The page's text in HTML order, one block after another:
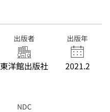
出版者
東洋館出版社
出版年
2021.2
NDC